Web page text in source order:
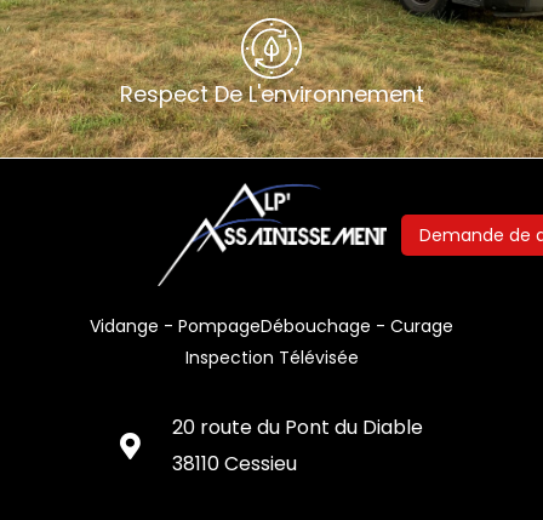
Demande de
Respect De L'environnement
20 route du Pont du Diable
38110 Cessieu
Vidange - PompageDébouchage - Curage
Inspection Télévisée